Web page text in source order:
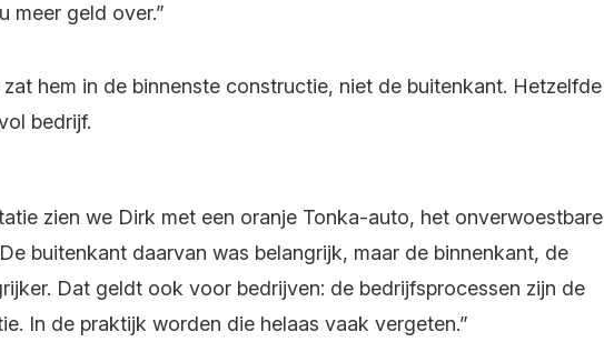
meer geld over.”
hem in de binnenste constructie, niet de buitenkant. Hetzelfde
bedrijf.
zien we Dirk met een oranje Tonka-auto, het onverwoestbare
buitenkant daarvan was belangrijk, maar de binnenkant, de
Dat geldt ook voor bedrijven: de bedrijfsprocessen zijn de
In de praktijk worden die helaas vaak vergeten.”